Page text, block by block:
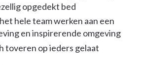
opgedekt bed
hele team werken aan een
en inspirerende omgeving
toveren op ieders gelaat